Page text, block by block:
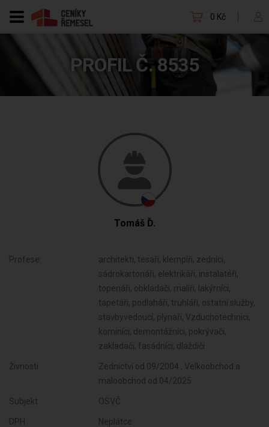
0 Kč
PROFIL Č. 8535
Tomáš Ď.
Profese:
architekti, tesaři, klempíři, zedníci,
sádrokartonáři, elektrikáři, instalatéři,
topenáři, obkladači, malíři, lakýrníci,
tapetáři, podlaháři, truhláři, ostatní služby,
stavbyvedoucí, plynaři, Vzduchotechnici,
kominíci, demontážníci, pokrývači,
zakladači, fasádníci, dlaždiči
Živnosti:
Zednictví od 09/2004 , Velkoobchod a
maloobchod od 04/2025
Subjekt: OSVČ
DPH: Neplátce